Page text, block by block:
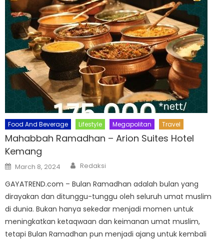
Food And Beverage Lifestyle Megapolitan Travel
Mahabbah Ramadhan – Arion Suites Hotel
Kemang
Posted
on
March 8, 2024 Author
Redaksi
GAYATREND.com – Bulan Ramadhan adalah bulan yang
dirayakan dan ditunggu-tunggu oleh seluruh umat muslim
di dunia. Bukan hanya sekedar menjadi momen untuk
meningkatkan ketaqwaan dan keimanan umat muslim,
tetapi Bulan Ramadhan pun menjadi ajang untuk kembali